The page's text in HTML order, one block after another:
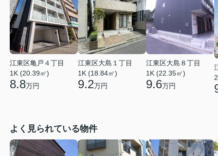
江東区亀戸４丁目
1K (20.39㎡)
8.8万円
江東区大島１丁目
1K (18.84㎡)
9.2万円
江東区大島８丁目
1K (22.35㎡)
9.6万円
よく見られている物件